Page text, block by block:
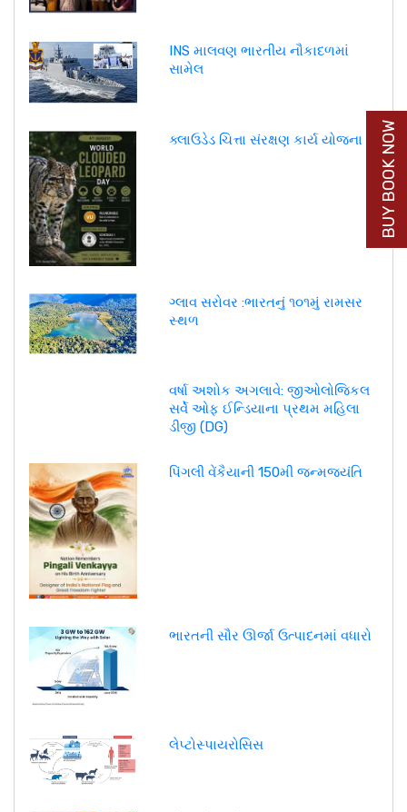
INS માલવણ ભારતીય નૌકાદળમાં
સામેલ
ક્લાઉડેડ ચિત્તા સંરક્ષણ કાર્ય યોજના
ગ્લાવ સરોવર :ભારતનું ૧૦૧મું રામસર
સ્થળ
વર્ષા અશોક અગલાવે: જીઓલોજિકલ
સર્વે ઓફ ઈન્ડિયાના પ્રથમ મહિલા
ડીજી (DG)
પિંગલી વેંકૈયાની 150મી જન્મજયંતિ
ભારતની સૌર ઊર્જા ઉત્પાદનમાં વધારો
લેપ્ટોસ્પાયરોસિસ
BUY BOOK NOW